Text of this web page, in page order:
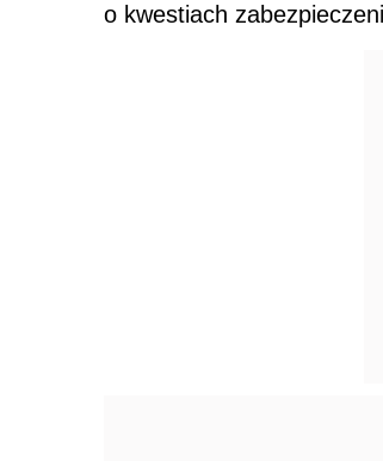
o kwestiach